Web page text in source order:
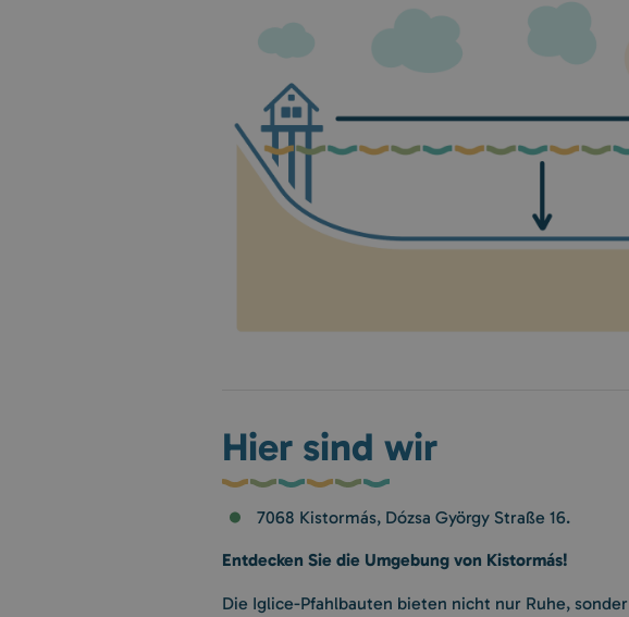
Hier sind wir
7068 Kistormás, Dózsa György Straße 16.
Entdecken Sie die Umgebung von Kistormás!
Die Iglice-Pfahlbauten bieten nicht nur Ruhe,